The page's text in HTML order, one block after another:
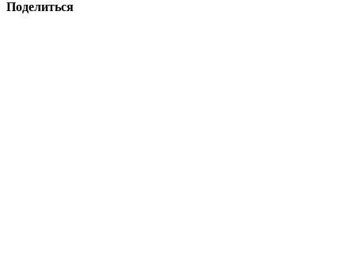
Поделиться